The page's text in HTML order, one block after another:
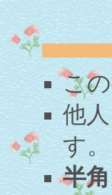
こ
他
す。
半